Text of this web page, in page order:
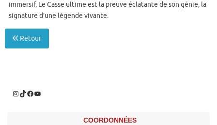
immersif, Le Casse ultime est la preuve éclatante de son génie, la
signature d’une légende vivante.
Retour
COORDONNÉES